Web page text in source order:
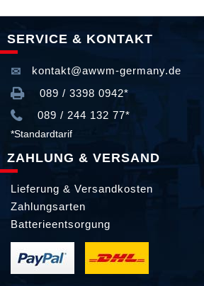
SERVICE & KONTAKT
kontakt@awwm-germany.de
089 / 3398 0942*
089 / 244 132 77*
*Standardtarif
ZAHLUNG & VERSAND
Lieferung & Versandkosten
Zahlungsarten
Batterieentsorgung